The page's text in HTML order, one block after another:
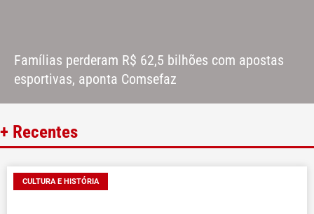
Famílias perderam R$ 62,5 bilhões com apostas
esportivas, aponta Comsefaz
+ Recentes
CULTURA E HISTÓRIA